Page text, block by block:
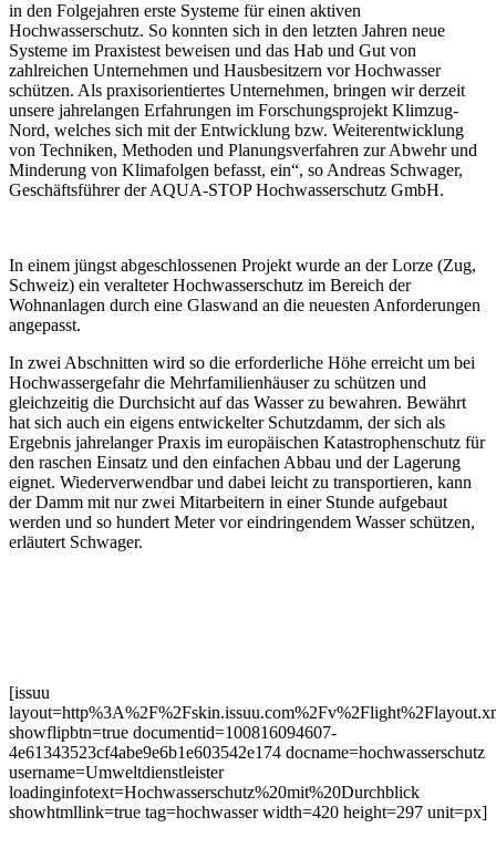
in den Folgejahren erste Systeme für einen aktiven
Hochwasserschutz. So konnten sich in den letzten Jahren neue
Systeme im Praxistest beweisen und das Hab und Gut von
zahlreichen Unternehmen und Hausbesitzern vor Hochwasser
schützen. Als praxisorientiertes Unternehmen, bringen wir derzeit
unsere jahrelangen Erfahrungen im Forschungsprojekt Klimzug-
Nord, welches sich mit der Entwicklung bzw. Weiterentwicklung
von Techniken, Methoden und Planungsverfahren zur Abwehr und
Minderung von Klimafolgen befasst, ein“, so Andreas Schwager,
Geschäftsführer der AQUA-STOP Hochwasserschutz GmbH.
In einem jüngst abgeschlossenen Projekt wurde an der Lorze (Zug,
Schweiz) ein veralteter Hochwasserschutz im Bereich der
Wohnanlagen durch eine Glaswand an die neuesten Anforderungen
angepasst.
In zwei Abschnitten wird so die erforderliche Höhe erreicht um bei
Hochwassergefahr die Mehrfamilienhäuser zu schützen und
gleichzeitig die Durchsicht auf das Wasser zu bewahren. Bewährt
hat sich auch ein eigens entwickelter Schutzdamm, der sich als
Ergebnis jahrelanger Praxis im europäischen Katastrophenschutz für
den raschen Einsatz und den einfachen Abbau und der Lagerung
eignet. Wiederverwendbar und dabei leicht zu transportieren, kann
der Damm mit nur zwei Mitarbeitern in einer Stunde aufgebaut
werden und so hundert Meter vor eindringendem Wasser schützen,
erläutert Schwager.
[issuu
showflipbtn=true documentid=100816094607-
4e61343523cf4abe9e6b1e603542e174 docname=hochwasserschutz
username=Umweltdienstleister
loadinginfotext=Hochwasserschutz%20mit%20Durchblick
showhtmllink=true tag=hochwasser width=420 height=297 unit=px]